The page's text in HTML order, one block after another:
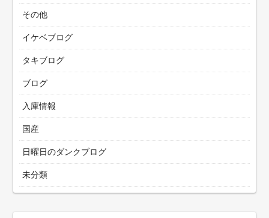
その他
イケベブログ
タキブログ
ブログ
入庫情報
国産
日曜日のダンクブログ
未分類